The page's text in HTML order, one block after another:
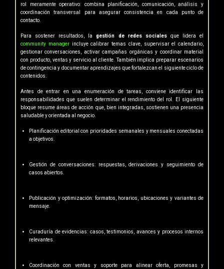
rol meramente operativo: combina planificación, comunicación, análisis y
coordinación transversal para asegurar consistencia en cada punto de
contacto.
Para sostener resultados, lagestión de redes socialesque lidera el
community managerincluye calibrar temas clave, supervisar el calendario,
gestionar conversaciones, activar campañas orgánicas y coordinar material
con producto, ventas y servicio al cliente. También implica preparar escenarios
de contingencia y documentar aprendizajes que fortalezcan el siguiente ciclo de
contenidos.
Antes de entrar en una enumeración de tareas, conviene identificar las
responsabilidades que suelen determinar el rendimiento del rol. El siguiente
bloque resume áreas de acción que, bien integradas, sostienen una presencia
saludable y orientada al negocio.
Planificación editorial con prioridades semanales y mensuales conectadas
a objetivos.
Gestión de conversaciones: respuestas, derivaciones y seguimiento de
casos abiertos.
Publicación y optimización: formatos, horarios, ubicaciones y variantes de
mensaje.
Curaduría de evidencias: casos, testimonios, avances y procesos internos
relevantes.
Coordinación con ventas y soporte para alinear oferta, promesas y